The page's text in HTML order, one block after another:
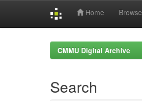
Home Browse
CMMU Digital Archive
Search